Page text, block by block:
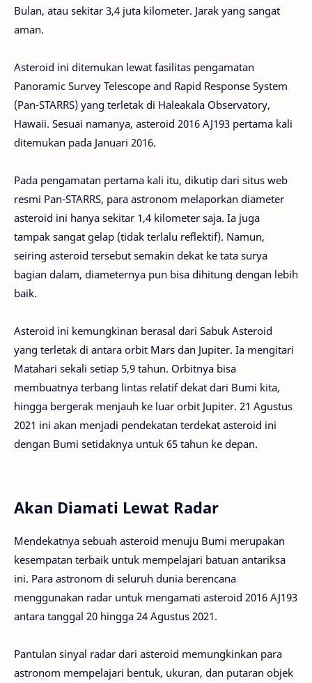
Bulan, atau sekitar 3,4 juta kilometer. Jarak yang sangat
aman.
Asteroid ini ditemukan lewat fasilitas pengamatan
Panoramic Survey Telescope and Rapid Response System
(Pan-STARRS) yang terletak di Haleakala Observatory,
Hawaii. Sesuai namanya, asteroid 2016 AJ193 pertama kali
ditemukan pada Januari 2016.
Pada pengamatan pertama kali itu, dikutip dari situs web
resmi Pan-STARRS, para astronom melaporkan diameter
asteroid ini hanya sekitar 1,4 kilometer saja. Ia juga
tampak sangat gelap (tidak terlalu reflektif). Namun,
seiring asteroid tersebut semakin dekat ke tata surya
bagian dalam, diameternya pun bisa dihitung dengan lebih
baik.
Asteroid ini kemungkinan berasal dari Sabuk Asteroid
yang terletak di antara orbit Mars dan Jupiter. Ia mengitari
Matahari sekali setiap 5,9 tahun. Orbitnya bisa
membuatnya terbang lintas relatif dekat dari Bumi kita,
hingga bergerak menjauh ke luar orbit Jupiter. 21 Agustus
2021 ini akan menjadi pendekatan terdekat asteroid ini
dengan Bumi setidaknya untuk 65 tahun ke depan.
Akan Diamati Lewat Radar
Mendekatnya sebuah asteroid menuju Bumi merupakan
kesempatan terbaik untuk mempelajari batuan antariksa
ini. Para astronom di seluruh dunia berencana
menggunakan radar untuk mengamati asteroid 2016 AJ193
antara tanggal 20 hingga 24 Agustus 2021.
Pantulan sinyal radar dari asteroid memungkinkan para
astronom mempelajari bentuk, ukuran, dan putaran objek